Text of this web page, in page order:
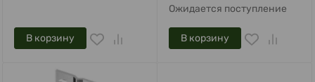
В корзину
Ожидается поступление
В корзину